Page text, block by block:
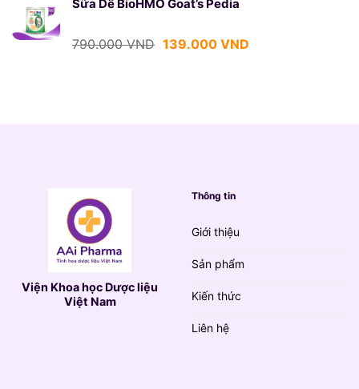
là:
Sữa Dê BioHMO Goat’s Pedia
790.000VND Giá
139.000 VNDGiá
Viện Khoa học Dược liệu
Việt Nam
Thông tin
Giới thiệu
Sản phẩm
Kiến thức
Liên hệ